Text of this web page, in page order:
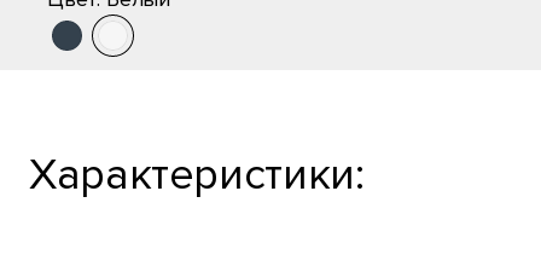
Характеристики: